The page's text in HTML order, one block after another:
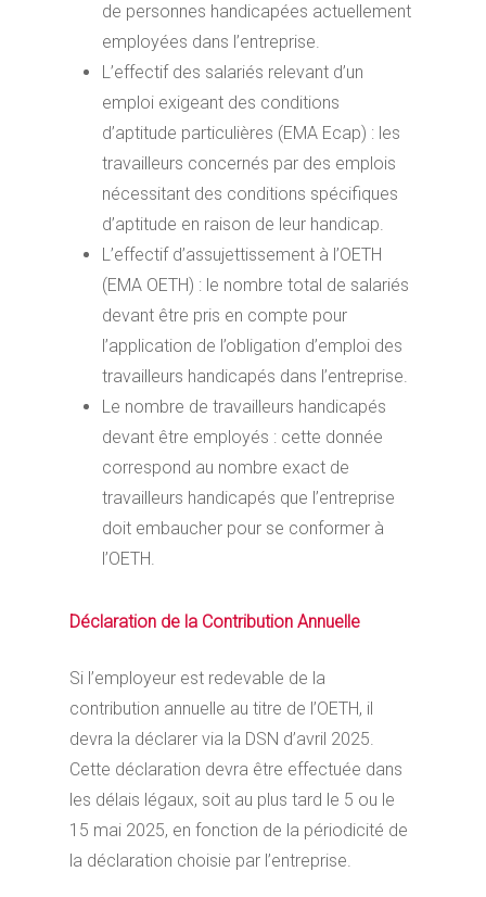
de personnes handicapées actuellement
employées dans l’entreprise.
L’effectif des salariés relevant d’un
emploi exigeant des conditions
d’aptitude particulières (EMA Ecap) : les
travailleurs concernés par des emplois
nécessitant des conditions spécifiques
d’aptitude en raison de leur handicap.
L’effectif d’assujettissement à l’OETH
(EMA OETH) : le nombre total de salariés
devant être pris en compte pour
l’application de l’obligation d’emploi des
travailleurs handicapés dans l’entreprise.
Le nombre de travailleurs handicapés
devant être employés : cette donnée
correspond au nombre exact de
travailleurs handicapés que l’entreprise
doit embaucher pour se conformer à
l’OETH.
Déclaration de la Contribution Annuelle
Si l’employeur est redevable de la
contribution annuelle au titre de l’OETH, il
devra la déclarer via la DSN d’avril 2025.
Cette déclaration devra être effectuée dans
les délais légaux, soit au plus tard le 5 ou le
15 mai 2025, en fonction de la périodicité de
la déclaration choisie par l’entreprise.